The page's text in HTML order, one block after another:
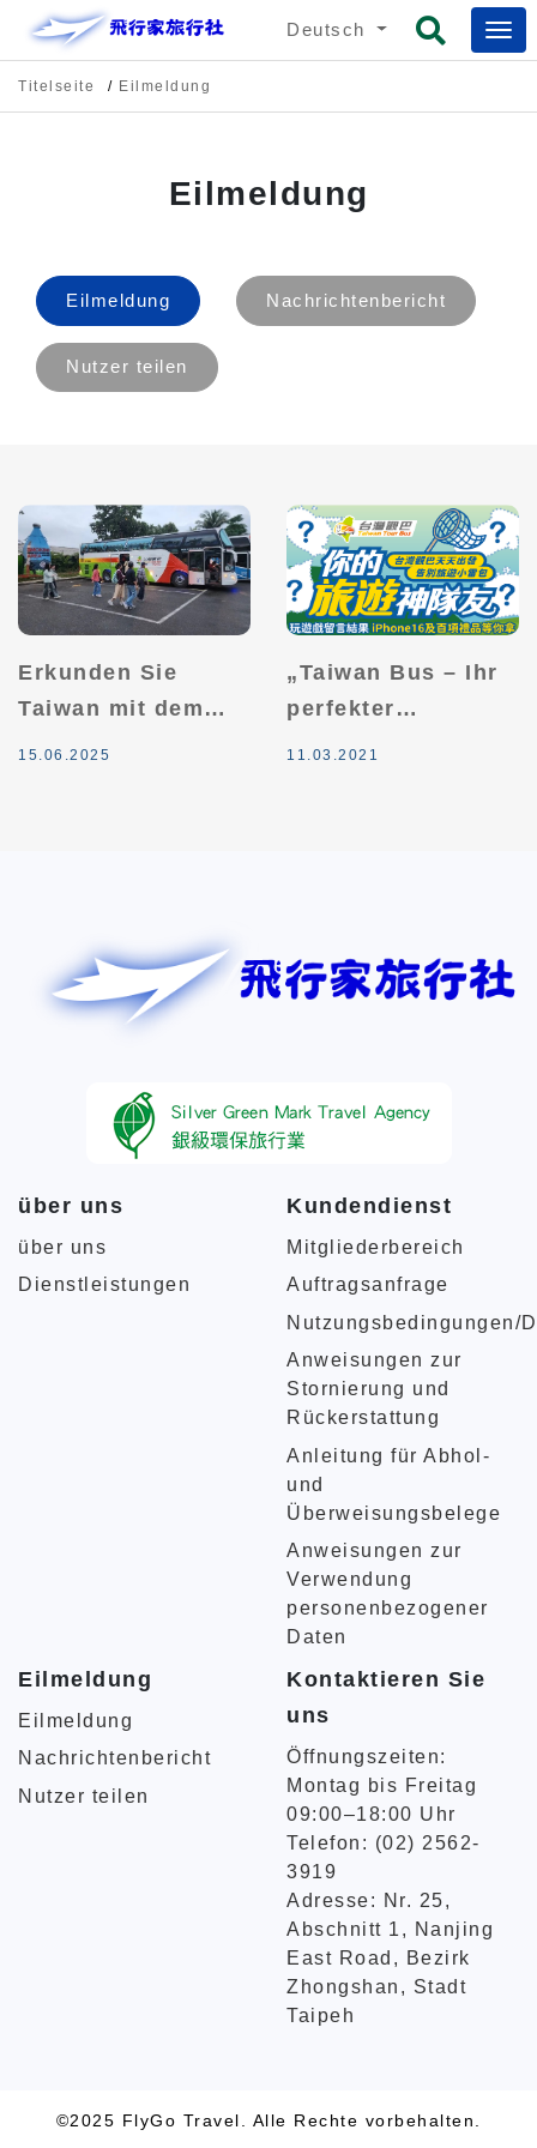
Deutsch
Titelseite Eilmeldung
Eilmeldung
Eilmeldung Nachrichtenbericht
Nutzer teilen
Erkunden Sie
Taiwan mit dem
Bus! Taiwan
2 Personen reisen
zusammen, 1
Person reist
15.06.2025
„Taiwan Bus – Ihr
perfekter
Reisebegleiter“
11.03.2021
über uns
über uns
Dienstleistungen
Kundendienst
Mitgliederbereich
Auftragsanfrage
Nutzungsbedingungen/
Anweisungen zur
Stornierung und
Rückerstattung
Anleitung für Abhol-
und
Überweisungsbelege
Anweisungen zur
Verwendung
personenbezogener
Daten
Eilmeldung
Eilmeldung
Nachrichtenbericht
Nutzer teilen
Kontaktieren Sie
uns
Öffnungszeiten:
Montag bis Freitag
09:00–18:00 Uhr
Telefon: (02) 2562-
3919
Adresse: Nr. 25,
Abschnitt 1, Nanjing
East Road, Bezirk
Zhongshan, Stadt
Taipeh
©2025 FlyGo Travel. Alle Rechte vorbehalten.